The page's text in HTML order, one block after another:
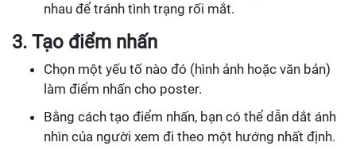
nhau để tránh tình trạng rối mắt.
3. Tạo điểm nhấn
Chọn một yếu tố nào đó (hình ảnh hoặc văn bản)
làm điểm nhấn cho poster.
Bằng cách tạo điểm nhấn, bạn có thể dẫn dắt ánh
nhìn của người xem đi theo một hướng nhất định.